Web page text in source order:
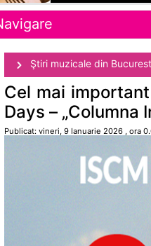
Ştiri muzicale din
Cel mai
Days –
Publicat: vineri, 9 Ianuarie 2026 , ora